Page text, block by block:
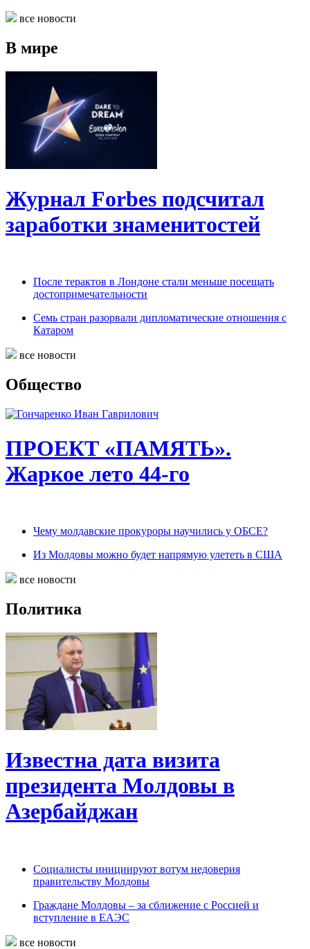
все новости
В мире
Журнал Forbes подсчитал
заработки знаменитостей
После терактов в Лондоне стали меньше посещать
достопримечательности
Семь стран разорвали дипломатические отношения с
Катаром
все новости
Общество
ПРОЕКТ «ПАМЯТЬ».
Жаркое лето 44-го
Чему молдавские прокуроры научились у ОБСЕ?
Из Молдовы можно будет напрямую улететь в США
все новости
Политика
Известна дата визита
президента Молдовы в
Азербайджан
Социалисты инициируют вотум недоверия
правительству Молдовы
Граждане Молдовы – за сближение с Россией и
вступление в ЕАЭС
все новости